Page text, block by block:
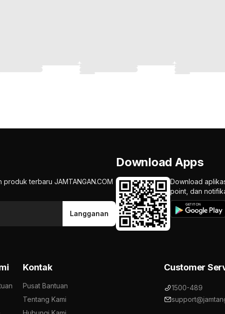
terbaru JAMTANGAN.COM
Langganan
Download Apps
Download
point, dan
Kontak
Pusat Bantuan
Tentang Kami
Customer
1500-489